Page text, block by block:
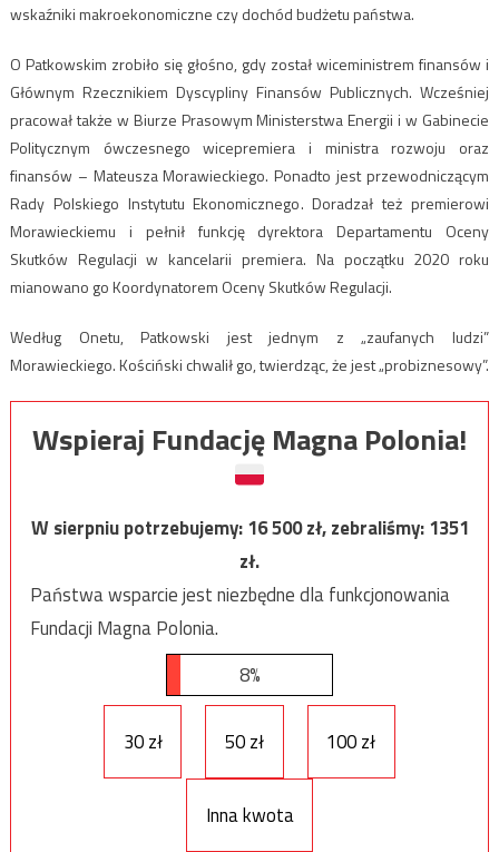
wskaźniki makroekonomiczne czy dochód budżetu państwa.
O Patkowskim zrobiło się głośno, gdy został wiceministrem finansów i
Głównym Rzecznikiem Dyscypliny Finansów Publicznych. Wcześniej
pracował także w Biurze Prasowym Ministerstwa Energii i w Gabinecie
Politycznym ówczesnego wicepremiera i ministra rozwoju oraz
finansów – Mateusza Morawieckiego. Ponadto jest przewodniczącym
Rady Polskiego Instytutu Ekonomicznego. Doradzał też premierowi
Morawieckiemu i pełnił funkcję dyrektora Departamentu Oceny
Skutków Regulacji w kancelarii premiera. Na początku 2020 roku
mianowano go Koordynatorem Oceny Skutków Regulacji.
Według Onetu, Patkowski jest jednym z „zaufanych ludzi”
Morawieckiego. Kościński chwalił go, twierdząc, że jest „probiznesowy”.
Wspieraj Fundację Magna Polonia!
W sierpniu potrzebujemy:16 500zł, zebraliśmy:1351
zł.
Państwa wsparcie jest niezbędne dla funkcjonowania
Fundacji Magna Polonia.
8%
30 zł 50 zł 100 zł
Inna kwota